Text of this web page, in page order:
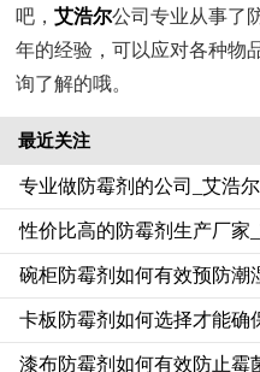
吧，艾浩尔公司专业从事了
年的经验，可以应对各种物
询了解的哦。
最近关注
专业做防霉剂的公司_艾浩
性价比高的防霉剂生产厂家
碗柜防霉剂如何有效预防潮
卡板防霉剂如何选择才能确
漆布防霉剂如何有效防止霉